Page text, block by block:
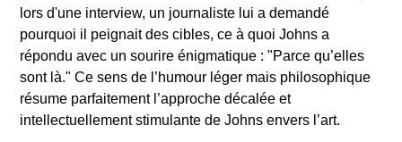
lors d'une interview, un journaliste lui a demandé
pourquoi il peignait des cibles, ce à quoi Johns a
répondu avec un sourire énigmatique : "Parce qu’elles
sont là." Ce sens de l’humour léger mais philosophique
résume parfaitement l’approche décalée et
intellectuellement stimulante de Johns envers l’art.